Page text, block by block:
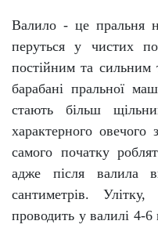
Валило - це пральня
перуться у чистих
постійним та
барабані пральної
стають більш
характерного овечого
самого початку
адже після валила
сантиметрів.
проводить у валилі 4-